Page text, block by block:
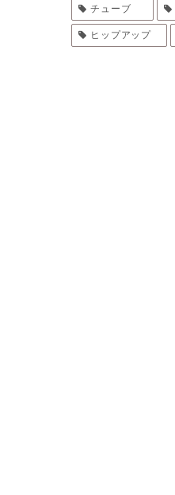
チューブ
ヒップアップ